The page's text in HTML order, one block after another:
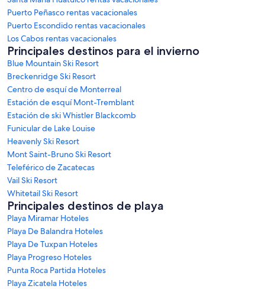
Puerto Peñasco rentas vacacionales
Puerto Escondido rentas vacacionales
Los Cabos rentas vacacionales
Principales destinos para el invierno
Blue Mountain Ski Resort
Breckenridge Ski Resort
Centro de esquí de Monterreal
Estación de esquí Mont-Tremblant
Estación de ski Whistler Blackcomb
Funicular de Lake Louise
Heavenly Ski Resort
Mont Saint-Bruno Ski Resort
Teleférico de Zacatecas
Vail Ski Resort
Whitetail Ski Resort
Principales destinos de playa
Playa Miramar Hoteles
Playa De Balandra Hoteles
Playa De Tuxpan Hoteles
Playa Progreso Hoteles
Punta Roca Partida Hoteles
Playa Zicatela Hoteles